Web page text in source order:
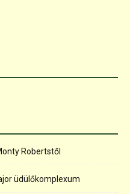
Robertstől
üdülőkomplexum